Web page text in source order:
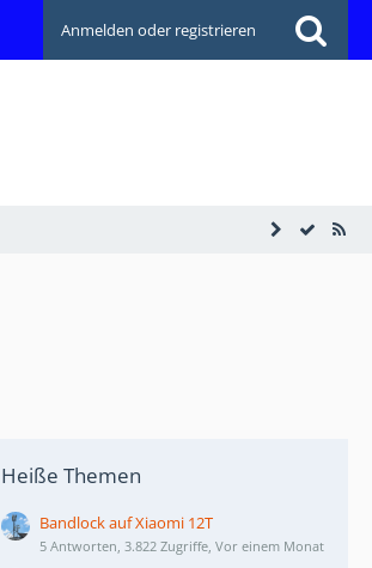
Anmelden oder registrieren
Heiße Themen
Bandlock auf Xiaomi 12T
5 Antworten, 3.822 Zugriffe, Vor einem Monat